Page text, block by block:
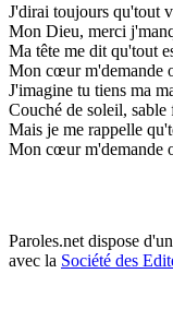
J'dirai toujours qu'tout
Mon Dieu, merci
Ma tête me dit qu'tout
Mon cœur m'demande
J'imagine tu tiens ma
Couché de soleil, sable
Mais je me rappelle
Mon cœur m'demande
Paroles.net dispose
avec la Société des